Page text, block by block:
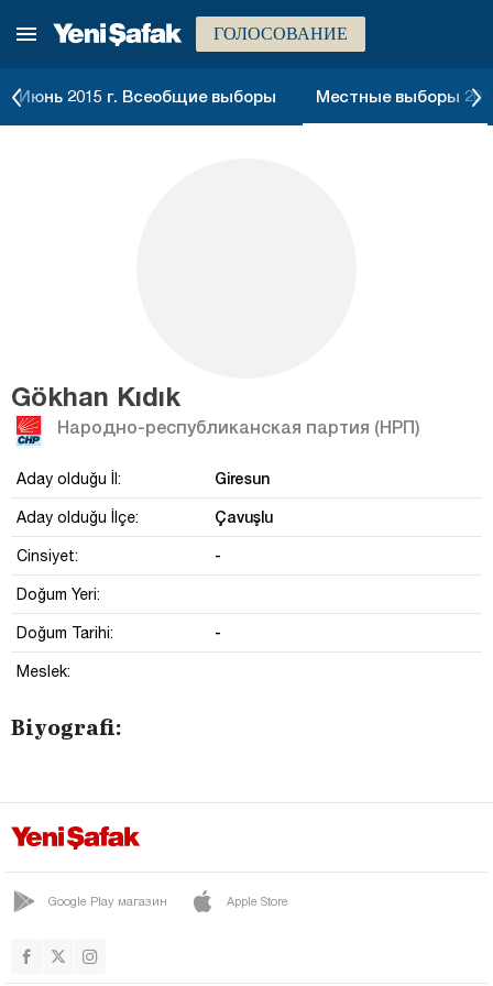
ГОЛОСОВАНИЕ
Июнь 2015 г. Всеобщие выборы Местные выборы
Gökhan Kıdık
Народно-республиканская партия (НРП)
Aday olduğu İl: Giresun
Aday olduğu İlçe: Çavuşlu
Cinsiyet: -
Doğum Yeri:
Doğum Tarihi: -
Meslek:
Biyografi:
Google Play магазин Apple Store